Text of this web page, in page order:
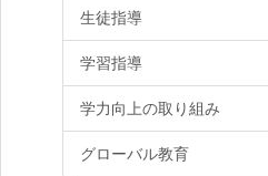
生徒指導
学習指導
学力向上の取り組み
グローバル教育